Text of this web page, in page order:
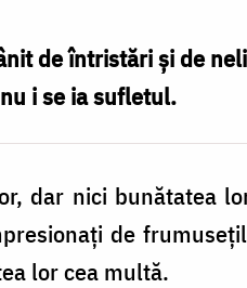
de întristări şi de
i se ia sufletul.
dar nici bunătatea
de
lor cea multă.